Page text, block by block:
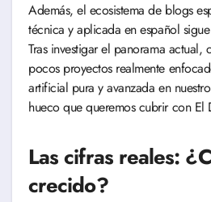
Además, el ecosistema de blogs
técnica y aplicada en español
Tras investigar el panorama actual,
pocos proyectos realmente
artificial pura y avanzada en
hueco que queremos cubrir con El
Las cifras reales:
crecido?